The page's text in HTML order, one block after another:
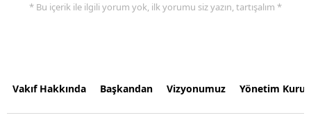
* Bu içerik ile ilgili yorum yok, ilk yorumu siz yazın, tartışalım *
Vakıf Hakkında Başkandan Vizyonumuz Yönetim